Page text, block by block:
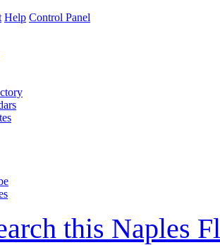
Help Control Panel
this Naples